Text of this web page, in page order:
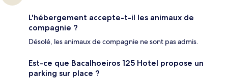
L'hébergement accepte-t-il les animaux de
compagnie ?
Désolé, les animaux de compagnie ne sont pas admis.
Est-ce que Bacalhoeiros 125 Hotel propose un
parking sur place ?